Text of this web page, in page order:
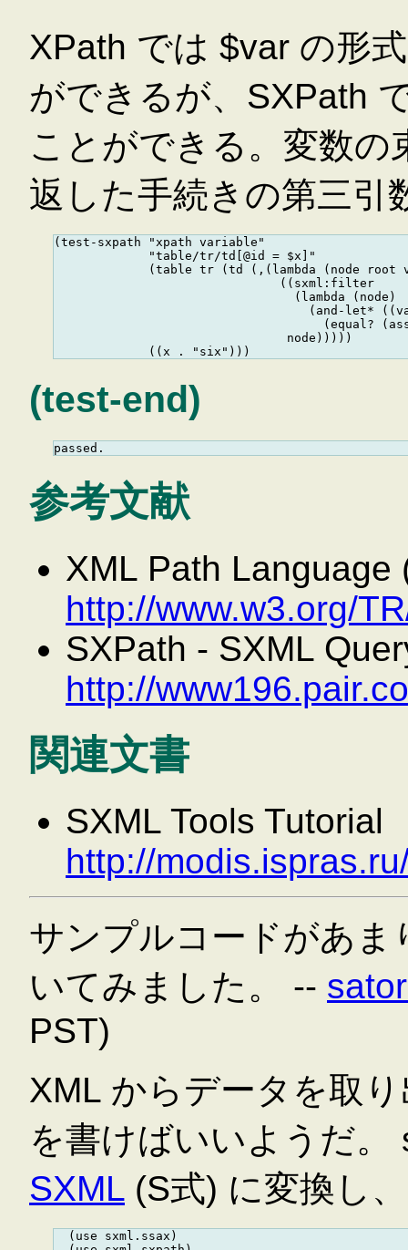
XPath では $var の形
ができるが、SXPath
ことができる。変数の
返した手続きの第三引
(test-sxpath "xpath variable"
             "table/tr/td[@id = $x]"
(table tr (td (,(lambda (node root
                               ((sxml:filter
                                 (lambda (node)
(and-let*
(equal?
                                node)))))
(test-end)
参考文献
XML Path Language
http://www.w3.org/
SXPath - SXML
http://
関連文書
SXML Tools Tutorial
http://
サンプルコードがあ
いてみました。 --
PST)
XML からデータを取
を書けばいいようだ。
SXML (S式) に変換し
  (use sxml.ssax)